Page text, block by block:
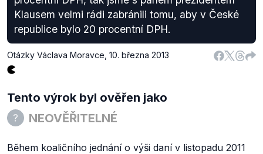
Klausem velmi rádi zabránili tomu, aby v České
republice bylo 20 procentní DPH.
Otázky Václava Moravce 10. března 2013
Tento výrok byl ověřen jako
NEOVĚŘITELNÉ
Během koaličního jednání o výši daní v listopadu 2011